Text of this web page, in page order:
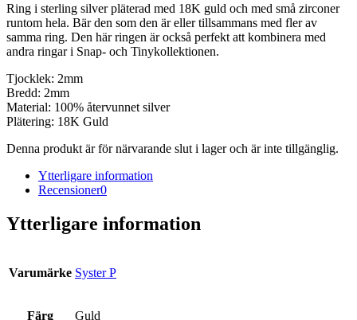
Ring i sterling silver pläterad med 18K guld och med små zirconer
runtom hela. Bär den som den är eller tillsammans med fler av
samma ring. Den här ringen är också perfekt att kombinera med
andra ringar i Snap- och Tinykollektionen.
Tjocklek: 2mm
Bredd: 2mm
Material: 100% återvunnet silver
Plätering: 18K Guld
Denna produkt är för närvarande slut i lager och är inte tillgänglig.
Ytterligare information
Recensioner0
Ytterligare information
Varumärke Syster P
Färg Guld